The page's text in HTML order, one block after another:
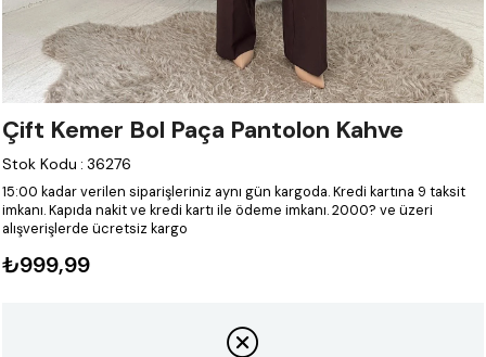
Çift Kemer Bol Paça Pantolon Kahve
Stok Kodu : 36276
15:00 kadar verilen siparişleriniz aynı gün kargoda.Kredi kartına 9 taksit
imkanı.Kapıda nakit ve kredi kartı ile ödeme imkanı.2000? ve üzeri
alışverişlerde ücretsiz kargo
₺999,99